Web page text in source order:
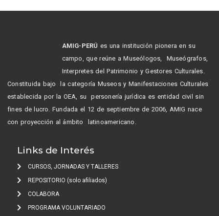
AMIG-PERÚ es una institución pionera en su
campo, que reúne a Museólogos, Museógrafos,
Interpretes del Patrimonio y Gestores Culturales.
Constituida bajo la categoría Museos y Manifestaciones Culturales
establecida por la OEA, su personería jurídica es entidad civil sin
fines de lucro. Fundada el 12 de septiembre de 2006, AMIG nace
con proyección al ámbito latinoamericano.
Links de Interés
CURSOS, JORNADAS Y TALLERES
REPOSITORIO (solo afiliados)
COLABORA
PROGRAMA VOLUNTARIADO